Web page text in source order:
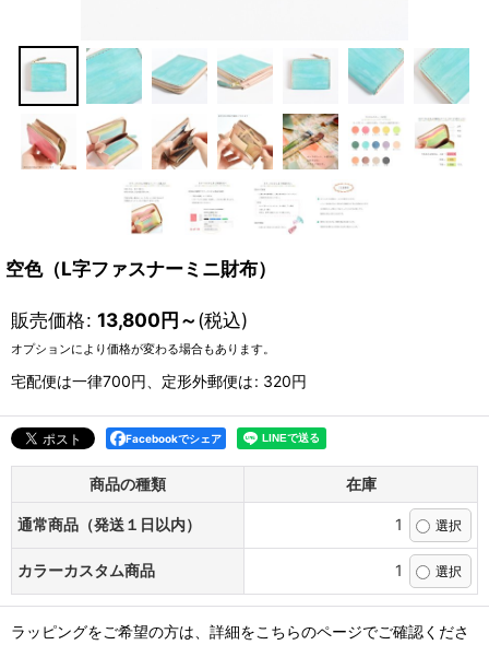
空色（L字ファスナーミニ財布）
販売価格: 13,800円～(税込)
オプションにより価格が変わる場合もあります。
宅配便は一律700円、定形外郵便は: 320円
Facebookでシェア
商品の種類 在庫
通常商品（発送１日以内） 1
カラーカスタム商品 1
ラッピングをご希望の方は、詳細をこちらのページでご確認くださ